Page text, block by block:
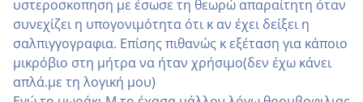
υστεροσκοπηση με έσωσε τη θεωρώ απαραίτητη όταν
συνεχίζει η υπογονιμότητα ότι κ αν έχει δείξει η
σαλπιγγογραφια. Επίσης πιθανώς κ εξέταση για κάποιο
μικρόβιο στη μήτρα να ήταν χρήσιμο(δεν έχω κάνει
απλά.με τη λογική μου)